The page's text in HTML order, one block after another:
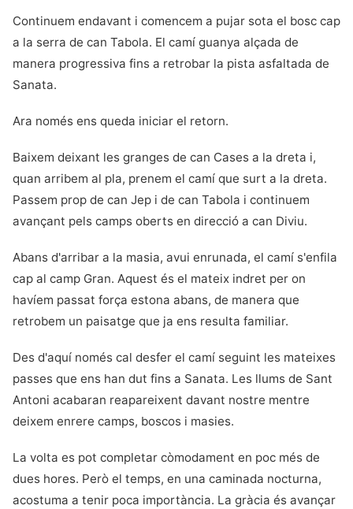
Continuem endavant i comencem a pujar sota el bosc cap
a la serra de can Tabola. El camí guanya alçada de
manera progressiva fins a retrobar la pista asfaltada de
Sanata.
Ara només ens queda iniciar el retorn.
Baixem deixant les granges de can Cases a la dreta i,
quan arribem al pla, prenem el camí que surt a la dreta.
Passem prop de can Jep i de can Tabola i continuem
avançant pels camps oberts en direcció a can Diviu.
Abans d'arribar a la masia, avui enrunada, el camí s'enfila
cap al camp Gran. Aquest és el mateix indret per on
havíem passat força estona abans, de manera que
retrobem un paisatge que ja ens resulta familiar.
Des d'aquí només cal desfer el camí seguint les mateixes
passes que ens han dut fins a Sanata. Les llums de Sant
Antoni acabaran reapareixent davant nostre mentre
deixem enrere camps, boscos i masies.
La volta es pot completar còmodament en poc més de
dues hores. Però el temps, en una caminada nocturna,
acostuma a tenir poca importància. La gràcia és avançar